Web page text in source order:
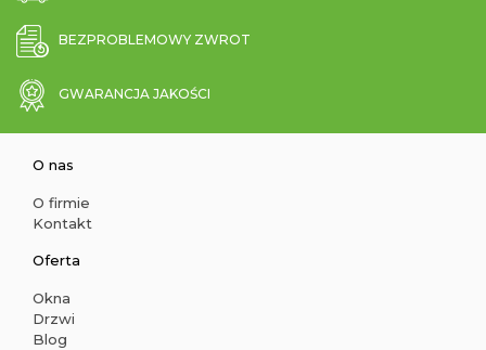
BEZPROBLEMOWY ZWROT
GWARANCJA JAKOŚCI
O nas
O firmie
Kontakt
Oferta
Okna
Drzwi
Blog